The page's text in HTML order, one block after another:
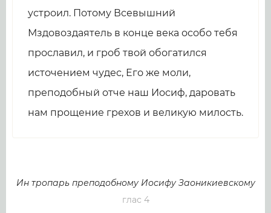
устроил. Потому Всевышний
Мздовоздаятель в конце века особо тебя
прославил, и гроб твой обогатился
источением чудес, Его же моли,
преподобный отче наш Иосиф, даровать
нам прощение грехов и великую милость.
Ин тропарь преподобному Иосифу Заоникиевскому
глас 4